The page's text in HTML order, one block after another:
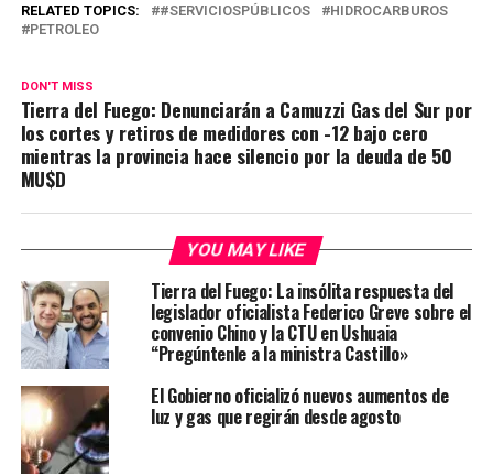
RELATED TOPICS: #SERVICIOSPÚBLICOS
HIDROCARBUROS
PETROLEO
DON'T MISS
Tierra del Fuego: Denunciarán a Camuzzi Gas del Sur por
los cortes y retiros de medidores con -12 bajo cero
mientras la provincia hace silencio por la deuda de 50
MU$D
YOU MAY LIKE
Tierra del Fuego: La insólita respuesta del
legislador oficialista Federico Greve sobre el
convenio Chino y la CTU en Ushuaia
“Pregúntenle a la ministra Castillo»
El Gobierno oficializó nuevos aumentos de
luz y gas que regirán desde agosto